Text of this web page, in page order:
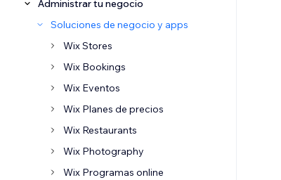
Administrar tu negocio
Soluciones de negocio y apps
Wix Stores
Wix Bookings
Wix Eventos
Wix Planes de precios
Wix Restaurants
Wix Photography
Wix Programas online